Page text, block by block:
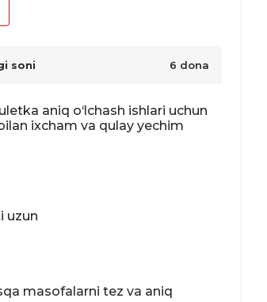
soni 6 dona
aniq o‘lchash ishlari uchun
ixcham va qulay yechim
uzun
masofalarni tez va aniq